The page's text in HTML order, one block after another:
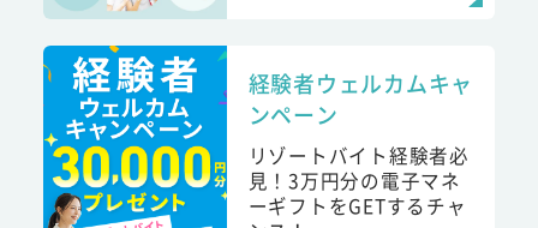
経験者ウェルカムキャ
ンペーン
リゾートバイト経験者必
見！3万円分の電子マネ
ーギフトをGETするチャ